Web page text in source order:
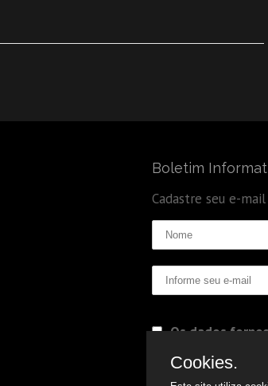
Boletim
Cadastre seu e-
Os dados
Cookies.